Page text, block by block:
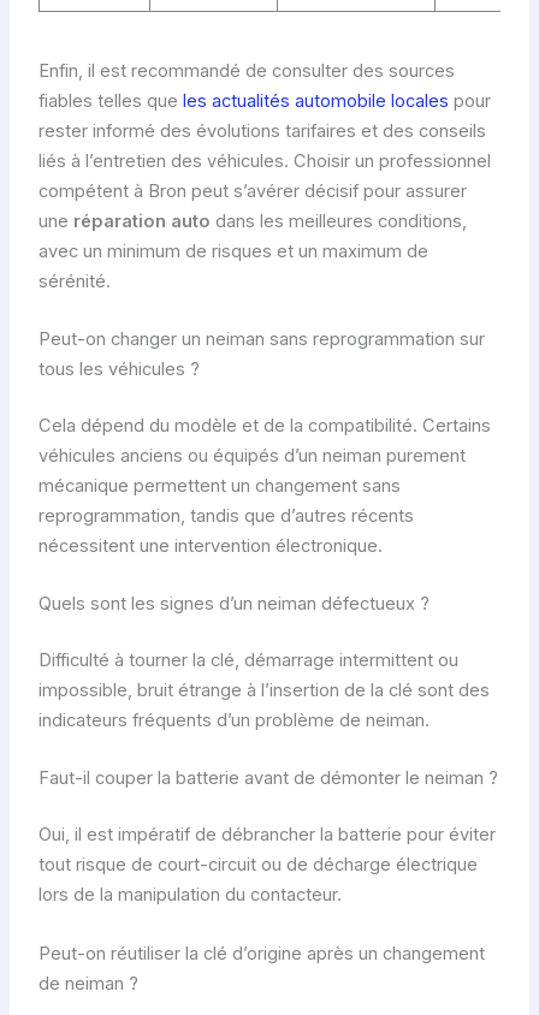
Enfin, il est recommandé de consulter des sources
fiables telles que les actualités automobile locales pour
rester informé des évolutions tarifaires et des conseils
liés à l’entretien des véhicules. Choisir un professionnel
compétent à Bron peut s’avérer décisif pour assurer
une réparation auto dans les meilleures conditions,
avec un minimum de risques et un maximum de
sérénité.
Peut-on changer un neiman sans reprogrammation sur
tous les véhicules ?
Cela dépend du modèle et de la compatibilité. Certains
véhicules anciens ou équipés d’un neiman purement
mécanique permettent un changement sans
reprogrammation, tandis que d’autres récents
nécessitent une intervention électronique.
Quels sont les signes d’un neiman défectueux ?
Difficulté à tourner la clé, démarrage intermittent ou
impossible, bruit étrange à l’insertion de la clé sont des
indicateurs fréquents d’un problème de neiman.
Faut-il couper la batterie avant de démonter le neiman ?
Oui, il est impératif de débrancher la batterie pour éviter
tout risque de court-circuit ou de décharge électrique
lors de la manipulation du contacteur.
Peut-on réutiliser la clé d’origine après un changement
de neiman ?